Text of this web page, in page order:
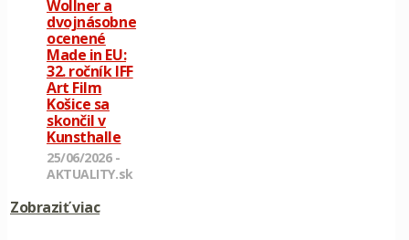
Wollner a
dvojnásobne
ocenené
Made in EU:
32. ročník IFF
Art Film
Košice sa
skončil v
Kunsthalle
25/06/2026 -
AKTUALITY.sk
Zobraziť viac